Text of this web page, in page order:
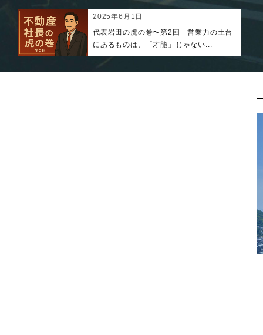
2025年6月1日
代表岩田の虎の巻〜第2回 営業力の土台
にあるものは、「才能」じゃない...